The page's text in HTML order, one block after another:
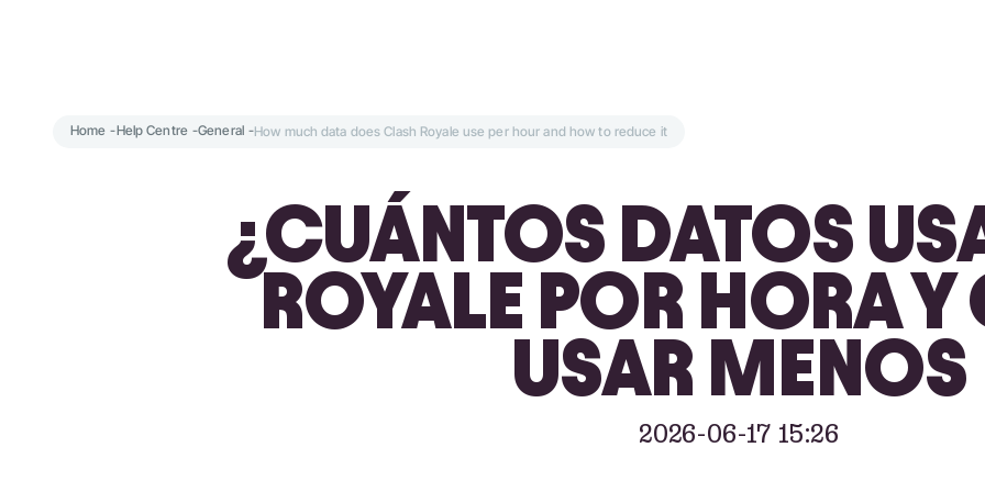
Home -Help Centre -General -How much data does Clash Royale use per hour and how to reduce it
¿CUÁNTOS DATOS
ROYALE POR HORA
USAR MENOS
2026-06-17 15:26